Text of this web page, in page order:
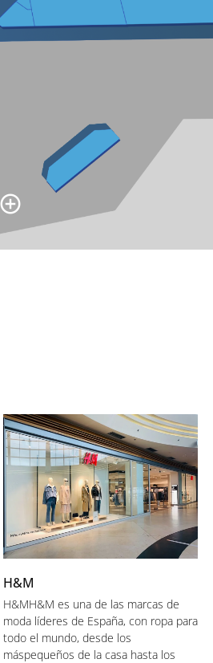
H&M
H&MH&M es una de las marcas de
moda líderes de España, con ropa para
todo el mundo, desde los
máspequeños de la casa hasta los